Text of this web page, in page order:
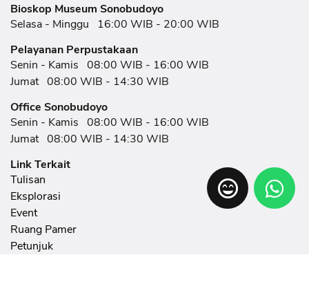
Bioskop Museum Sonobudoyo
Selasa - Minggu
16:00 WIB - 20:00 WIB
Pelayanan Perpustakaan
Senin - Kamis 08:00 WIB - 16:00 WIB
Jumat 08:00 WIB - 14:30 WIB
Office Sonobudoyo
Senin - Kamis 08:00 WIB - 16:00 WIB
Jumat 08:00 WIB - 14:30 WIB
Link Terkait
Tulisan
Eksplorasi
Event
Ruang Pamer
Petunjuk